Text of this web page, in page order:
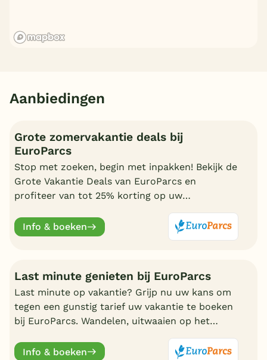
Aanbiedingen
Grote zomervakantie deals bij
EuroParcs
Stop met zoeken, begin met inpakken! Bekijk de
Grote Vakantie Deals van EuroParcs en
profiteer van tot 25% korting op uw
Info & boeken
Last minute genieten bij EuroParcs
Last minute op vakantie? Grijp nu uw kans om
tegen een gunstig tarief uw vakantie te boeken
bij EuroParcs. Wandelen, uitwaaien op het
eigen bungalow
Info & boeken